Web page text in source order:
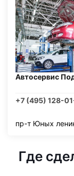
Автосервис
+7 (495) 128-
пр-т Юных
Где